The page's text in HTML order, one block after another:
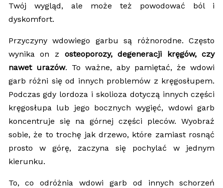
Twój wygląd, ale może też powodować ból i
dyskomfort.
Przyczyny wdowiego garbu są różnorodne. Często
wynika on z osteoporozy, degeneracji kręgów, czy
nawet urazów. To ważne, aby pamiętać, że wdowi
garb różni się od innych problemów z kręgosłupem.
Podczas gdy lordoza i skolioza dotyczą innych części
kręgosłupa lub jego bocznych wygięć, wdowi garb
koncentruje się na górnej części pleców. Wyobraź
sobie, że to trochę jak drzewo, które zamiast rosnąć
prosto w górę, zaczyna się pochylać w jednym
kierunku.
To, co odróżnia wdowi garb od innych schorzeń